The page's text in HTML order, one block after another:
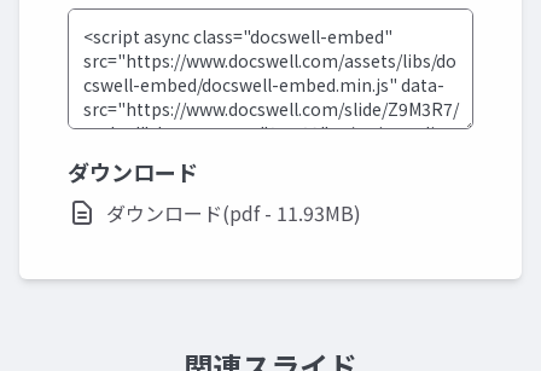
ダウンロード
ダウンロード(pdf - 11.93MB)